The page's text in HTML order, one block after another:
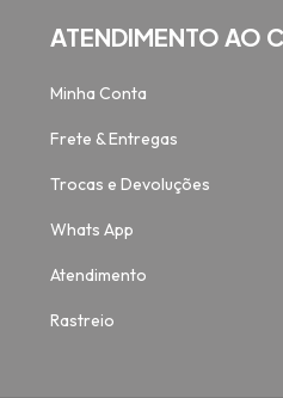
ATENDIMENTO AO
Minha Conta
Frete & Entregas
Trocas e Devoluções
Whats App
Atendimento
Rastreio